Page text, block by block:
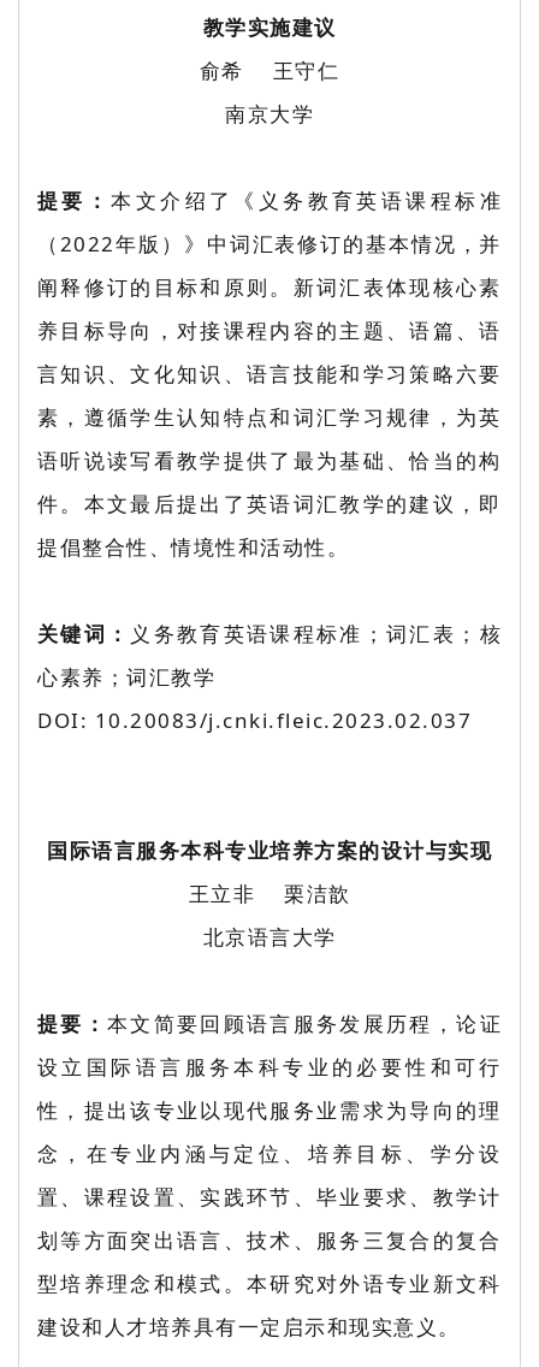
教学实施建议
俞希 王守仁
南京大学
提要：本文介绍了《义务教育英语课程标准
（2022年版）》中词汇表修订的基本情况，并
阐释修订的目标和原则。新词汇表体现核心素
养目标导向，对接课程内容的主题、语篇、语
言知识、文化知识、语言技能和学习策略六要
素，遵循学生认知特点和词汇学习规律，为英
语听说读写看教学提供了最为基础、恰当的构
件。本文最后提出了英语词汇教学的建议，即
提倡整合性、情境性和活动性。
关键词： 义务教育英语课程标准；词汇表；核
心素养；词汇教学
DOI: 10.20083/j.cnki.fleic.2023.02.037
国际语言服务本科专业培养方案的设计与实现
王立非 栗洁歆
北京语言大学
提要：本文简要回顾语言服务发展历程，论证
设立国际语言服务本科专业的必要性和可行
性，提出该专业以现代服务业需求为导向的理
念，在专业内涵与定位、培养目标、学分设
置、课程设置、实践环节、毕业要求、教学计
划等方面突出语言、技术、服务三复合的复合
型培养理念和模式。本研究对外语专业新文科
建设和人才培养具有一定启示和现实意义。